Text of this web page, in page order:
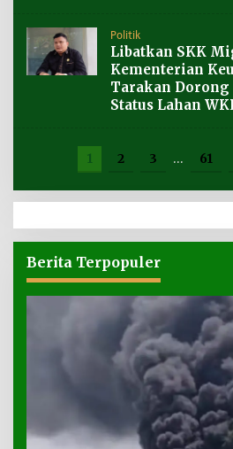
Politik
Libatkan SKK
Kementerian
Tarakan Dorong
Status Lahan
1 2 3 … 61
Berita Terpopuler